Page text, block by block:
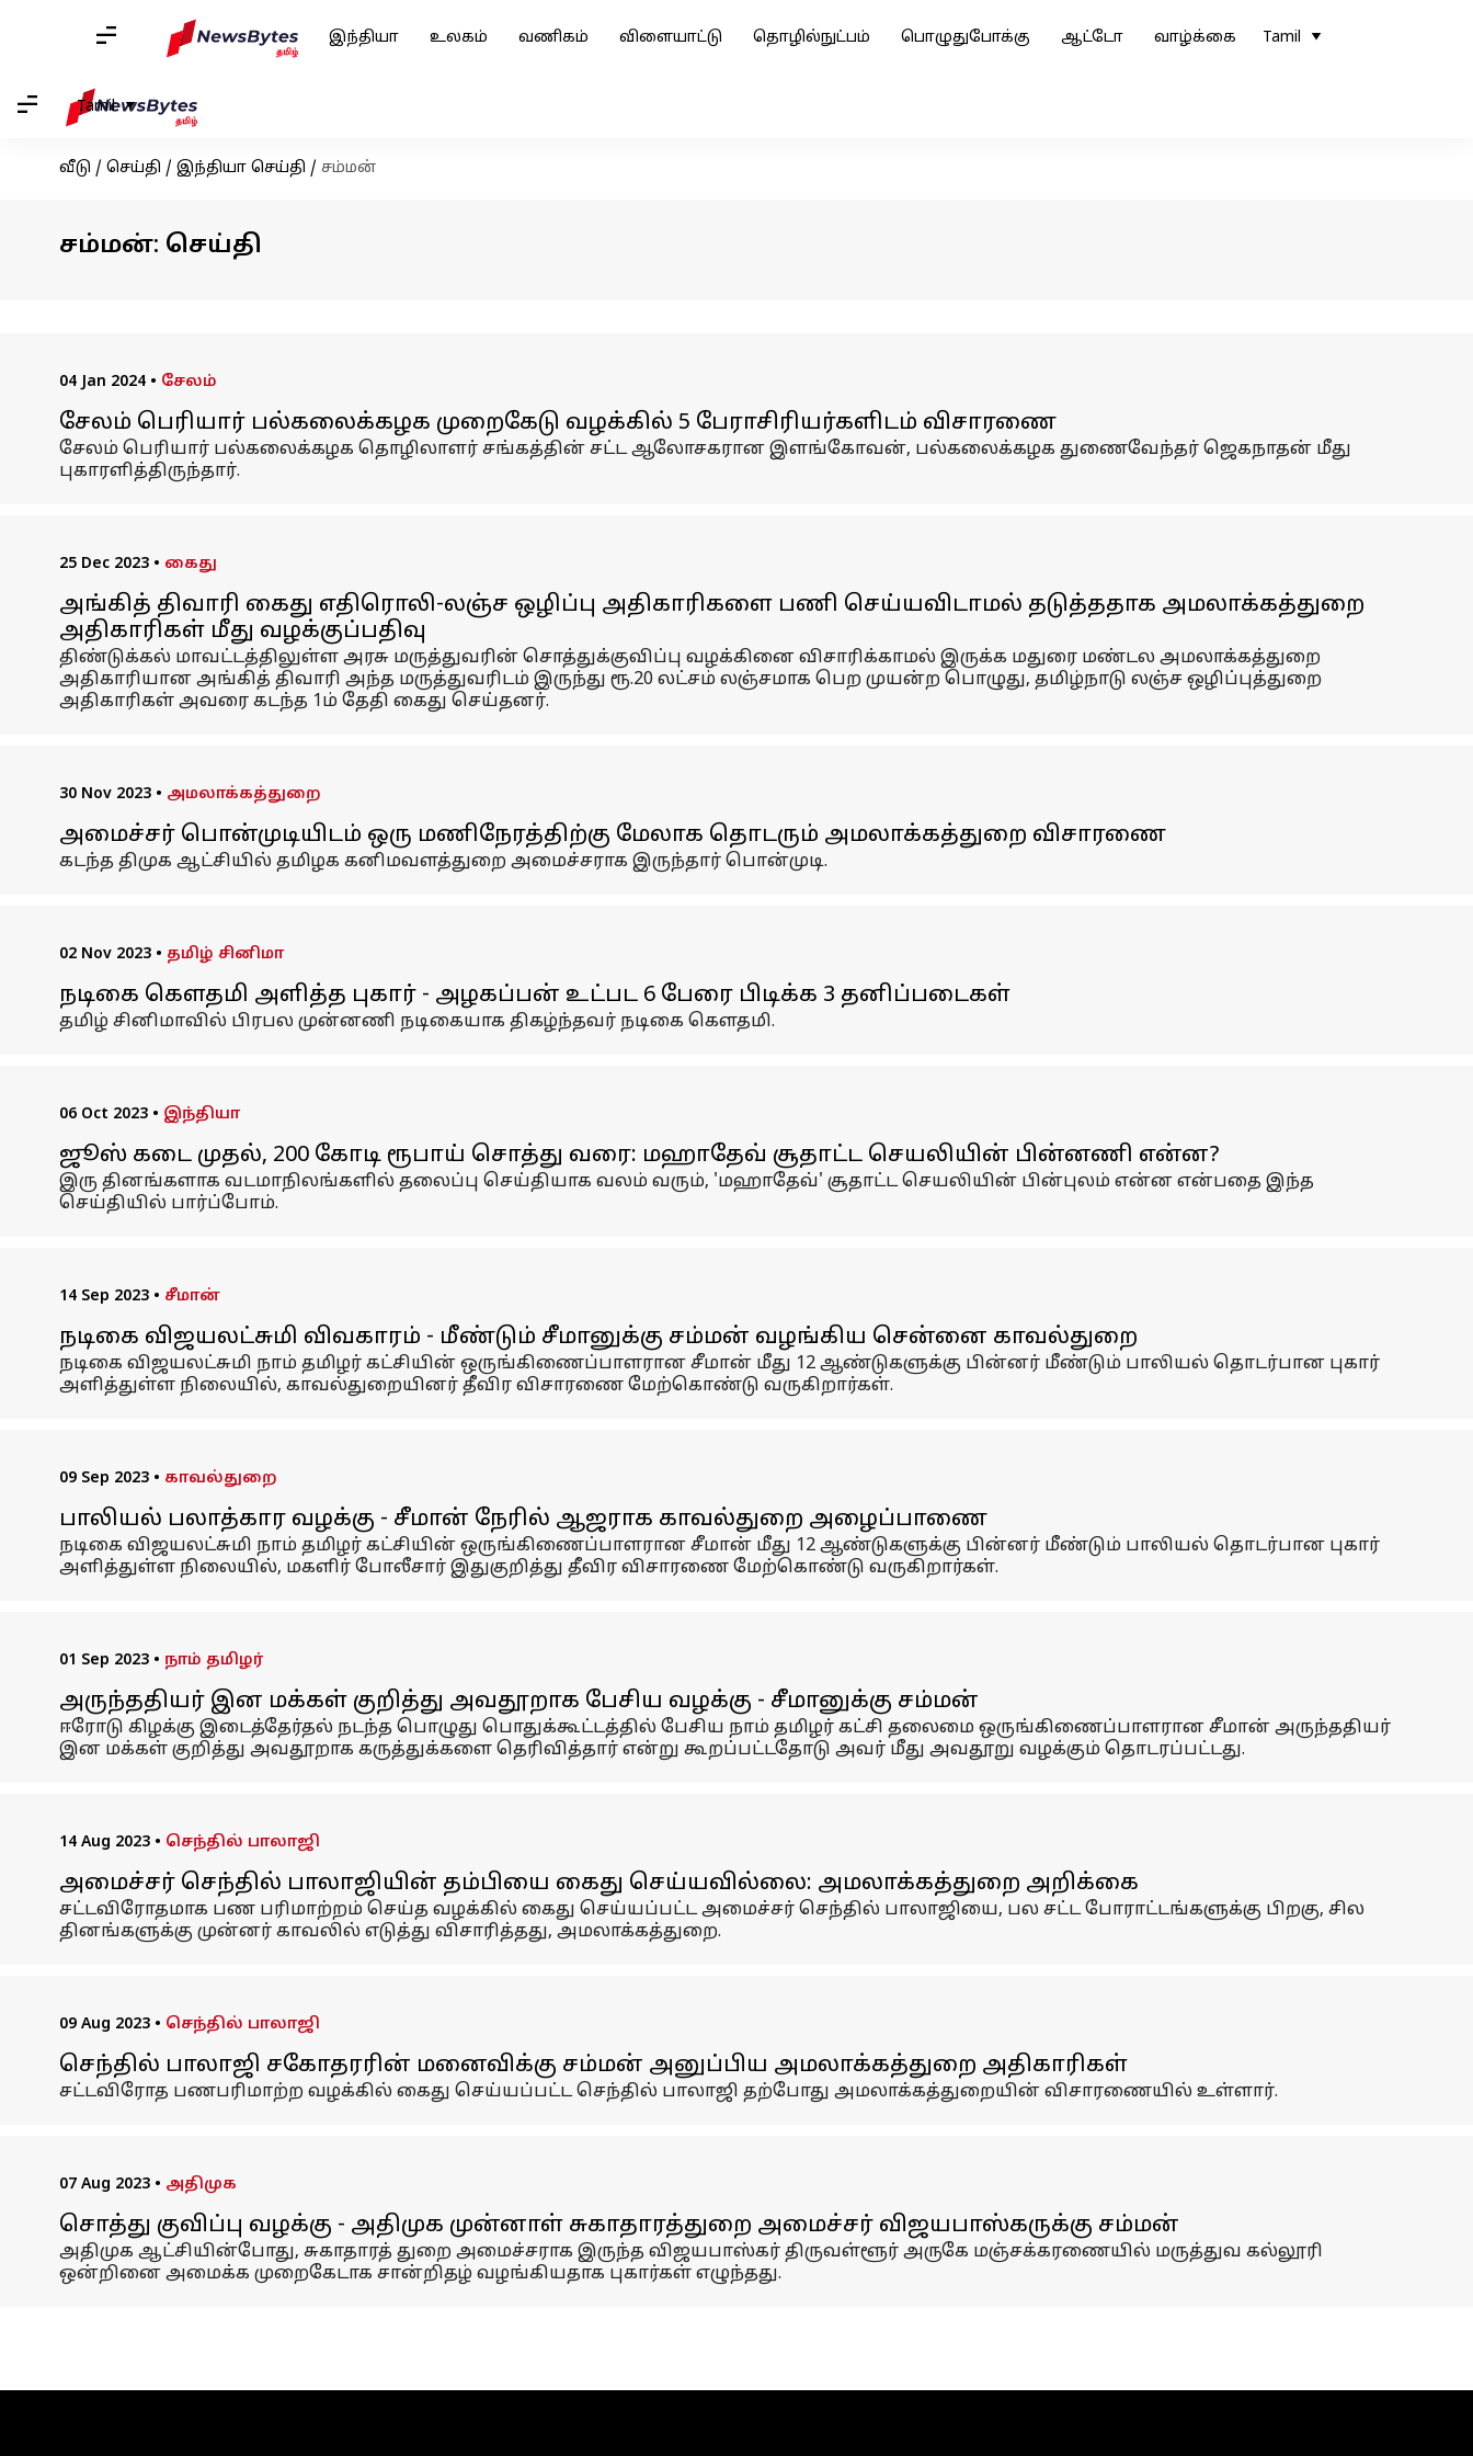
இந்தியா உலகம் வணிகம் விளையாட்டு தொழில்நுட்பம் பொழுதுபோக்கு ஆட்டோ வாழ்க்கை Tamil
Tamil
வீடு / செய்தி / இந்தியா செய்தி / சம்மன்
சம்மன்: செய்தி
04 Jan 2024 • சேலம்
சேலம் பெரியார் பல்கலைக்கழக முறைகேடு வழக்கில் 5 பேராசிரியர்களிடம் விசாரணை
சேலம் பெரியார் பல்கலைக்கழக தொழிலாளர் சங்கத்தின் சட்ட ஆலோசகரான இளங்கோவன், பல்கலைக்கழக துணைவேந்தர் ஜெகநாதன் மீது
புகாரளித்திருந்தார்.
25 Dec 2023 • கைது
அங்கித் திவாரி கைது எதிரொலி-லஞ்ச ஒழிப்பு அதிகாரிகளை பணி செய்யவிடாமல் தடுத்ததாக அமலாக்கத்துறை
அதிகாரிகள் மீது வழக்குப்பதிவு
திண்டுக்கல் மாவட்டத்திலுள்ள அரசு மருத்துவரின் சொத்துக்குவிப்பு வழக்கினை விசாரிக்காமல் இருக்க மதுரை மண்டல அமலாக்கத்துறை
அதிகாரியான அங்கித் திவாரி அந்த மருத்துவரிடம் இருந்து ரூ.20 லட்சம் லஞ்சமாக பெற முயன்ற பொழுது, தமிழ்நாடு லஞ்ச ஒழிப்புத்துறை
அதிகாரிகள் அவரை கடந்த 1ம் தேதி கைது செய்தனர்.
30 Nov 2023 • அமலாக்கத்துறை
அமைச்சர் பொன்முடியிடம் ஒரு மணிநேரத்திற்கு மேலாக தொடரும் அமலாக்கத்துறை விசாரணை
கடந்த திமுக ஆட்சியில் தமிழக கனிமவளத்துறை அமைச்சராக இருந்தார் பொன்முடி.
02 Nov 2023 • தமிழ் சினிமா
நடிகை கௌதமி அளித்த புகார் - அழகப்பன் உட்பட 6 பேரை பிடிக்க 3 தனிப்படைகள்
தமிழ் சினிமாவில் பிரபல முன்னணி நடிகையாக திகழ்ந்தவர் நடிகை கௌதமி.
06 Oct 2023 • இந்தியா
ஜூஸ் கடை முதல், 200 கோடி ரூபாய் சொத்து வரை: மஹாதேவ் சூதாட்ட செயலியின் பின்னணி என்ன?
இரு தினங்களாக வடமாநிலங்களில் தலைப்பு செய்தியாக வலம் வரும், 'மஹாதேவ்' சூதாட்ட செயலியின் பின்புலம் என்ன என்பதை இந்த
செய்தியில் பார்ப்போம்.
14 Sep 2023 • சீமான்
நடிகை விஜயலட்சுமி விவகாரம் - மீண்டும் சீமானுக்கு சம்மன் வழங்கிய சென்னை காவல்துறை
நடிகை விஜயலட்சுமி நாம் தமிழர் கட்சியின் ஒருங்கிணைப்பாளரான சீமான் மீது 12 ஆண்டுகளுக்கு பின்னர் மீண்டும் பாலியல் தொடர்பான புகார்
அளித்துள்ள நிலையில், காவல்துறையினர் தீவிர விசாரணை மேற்கொண்டு வருகிறார்கள்.
09 Sep 2023 • காவல்துறை
பாலியல் பலாத்கார வழக்கு - சீமான் நேரில் ஆஜராக காவல்துறை அழைப்பாணை
நடிகை விஜயலட்சுமி நாம் தமிழர் கட்சியின் ஒருங்கிணைப்பாளரான சீமான் மீது 12 ஆண்டுகளுக்கு பின்னர் மீண்டும் பாலியல் தொடர்பான புகார்
அளித்துள்ள நிலையில், மகளிர் போலீசார் இதுகுறித்து தீவிர விசாரணை மேற்கொண்டு வருகிறார்கள்.
01 Sep 2023 • நாம் தமிழர்
அருந்ததியர் இன மக்கள் குறித்து அவதூறாக பேசிய வழக்கு - சீமானுக்கு சம்மன்
ஈரோடு கிழக்கு இடைத்தேர்தல் நடந்த பொழுது பொதுக்கூட்டத்தில் பேசிய நாம் தமிழர் கட்சி தலைமை ஒருங்கிணைப்பாளரான சீமான் அருந்ததியர்
இன மக்கள் குறித்து அவதூறாக கருத்துக்களை தெரிவித்தார் என்று கூறப்பட்டதோடு அவர் மீது அவதூறு வழக்கும் தொடரப்பட்டது.
14 Aug 2023 • செந்தில் பாலாஜி
அமைச்சர் செந்தில் பாலாஜியின் தம்பியை கைது செய்யவில்லை: அமலாக்கத்துறை அறிக்கை
சட்டவிரோதமாக பண பரிமாற்றம் செய்த வழக்கில் கைது செய்யப்பட்ட அமைச்சர் செந்தில் பாலாஜியை, பல சட்ட போராட்டங்களுக்கு பிறகு, சில
தினங்களுக்கு முன்னர் காவலில் எடுத்து விசாரித்தது, அமலாக்கத்துறை.
09 Aug 2023 • செந்தில் பாலாஜி
செந்தில் பாலாஜி சகோதரரின் மனைவிக்கு சம்மன் அனுப்பிய அமலாக்கத்துறை அதிகாரிகள்
சட்டவிரோத பணபரிமாற்ற வழக்கில் கைது செய்யப்பட்ட செந்தில் பாலாஜி தற்போது அமலாக்கத்துறையின் விசாரணையில் உள்ளார்.
07 Aug 2023 • அதிமுக
சொத்து குவிப்பு வழக்கு - அதிமுக முன்னாள் சுகாதாரத்துறை அமைச்சர் விஜயபாஸ்கருக்கு சம்மன்
அதிமுக ஆட்சியின்போது, சுகாதாரத் துறை அமைச்சராக இருந்த விஜயபாஸ்கர் திருவள்ளூர் அருகே மஞ்சக்கரணையில் மருத்துவ கல்லூரி
ஒன்றினை அமைக்க முறைகேடாக சான்றிதழ் வழங்கியதாக புகார்கள் எழுந்தது.